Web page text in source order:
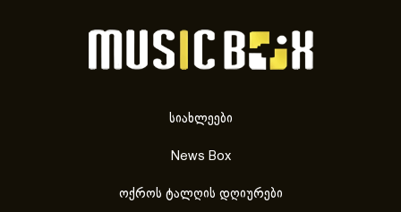
სიახლეები
News Box
ოქროს ტალღის დღიურები